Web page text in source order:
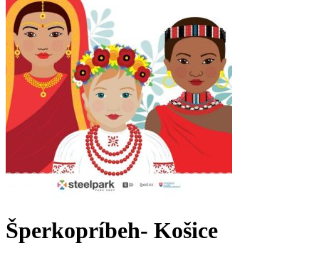
Šperkopríbeh- Košice